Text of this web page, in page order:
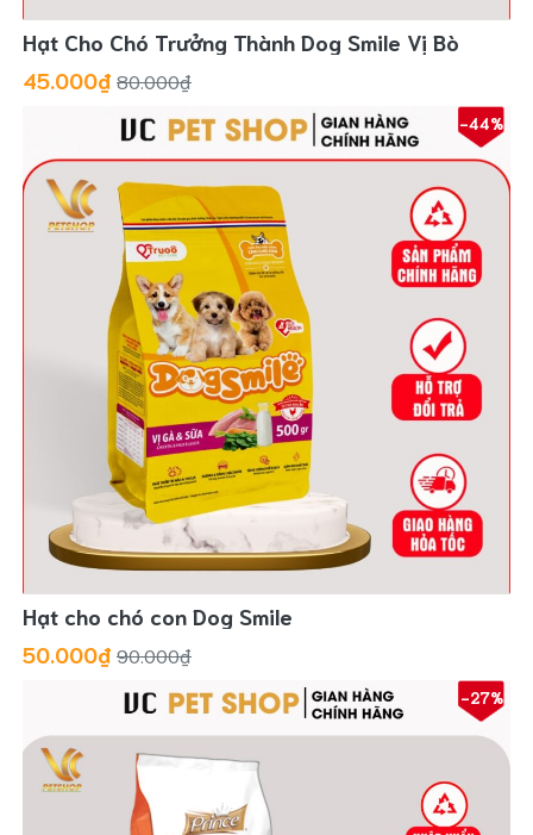
Hạt Cho Chó Trưởng Thành Dog Smile Vị Bò
45.000₫ 80.000₫
-44%
Hạt cho chó con Dog Smile
50.000₫ 90.000₫
-27%